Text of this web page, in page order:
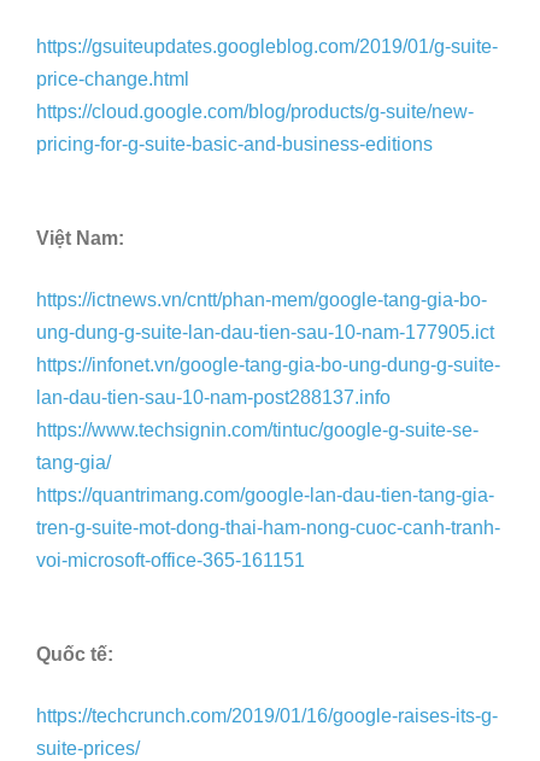
https://gsuiteupdates.googleblog.com/2019/01/g-suite-
price-change.html
https://cloud.google.com/blog/products/g-suite/new-
pricing-for-g-suite-basic-and-business-editions
Việt Nam:
https://ictnews.vn/cntt/phan-mem/google-tang-gia-bo-
ung-dung-g-suite-lan-dau-tien-sau-10-nam-177905.ict
https://infonet.vn/google-tang-gia-bo-ung-dung-g-suite-
lan-dau-tien-sau-10-nam-post288137.info
https://www.techsignin.com/tintuc/google-g-suite-se-
tang-gia/
https://quantrimang.com/google-lan-dau-tien-tang-gia-
tren-g-suite-mot-dong-thai-ham-nong-cuoc-canh-tranh-
voi-microsoft-office-365-161151
Quốc tế:
https://techcrunch.com/2019/01/16/google-raises-its-g-
suite-prices/